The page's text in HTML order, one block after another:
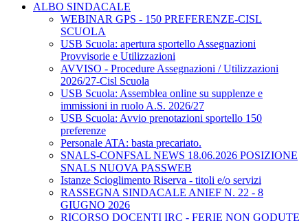
ALBO SINDACALE
WEBINAR GPS - 150 PREFERENZE-CISL
SCUOLA
USB Scuola: apertura sportello Assegnazioni
Provvisorie e Utilizzazioni
AVVISO - Procedure Assegnazioni / Utilizzazioni
2026/27-Cisl Scuola
USB Scuola: Assemblea online su supplenze e
immissioni in ruolo A.S. 2026/27
USB Scuola: Avvio prenotazioni sportello 150
preferenze
Personale ATA: basta precariato.
SNALS-CONFSAL NEWS 18.06.2026 POSIZIONE
SNALS NUOVA PASSWEB
Istanze Scioglimento Riserva - titoli e/o servizi
RASSEGNA SINDACALE ANIEF N. 22 - 8
GIUGNO 2026
RICORSO DOCENTI IRC - FERIE NON GODUTE